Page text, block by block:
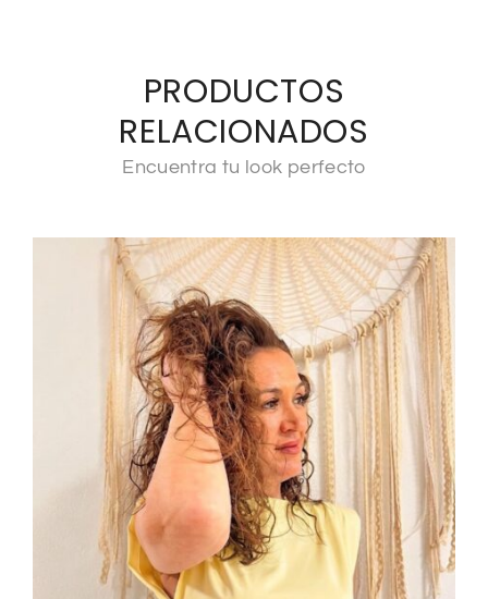
PRODUCTOS
RELACIONADOS
Encuentra tu look perfecto